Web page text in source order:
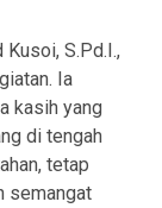
S.Pd.I.,
Ia
kasih yang
di tengah
tetap
semangat